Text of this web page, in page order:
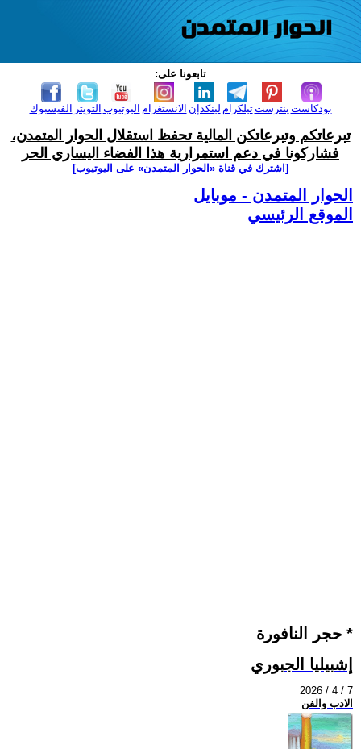
تابعونا على:
الفيسبوك التويتر اليوتيوب الانستغرام لينكدإن تيلكرامبنترست بودكاست
تبرعاتكم وتبرعاتكن المالية تحفظ استقلال الحوار المتمدن،
فشاركونا في دعم استمرارية هذا الفضاء اليساري الحر
[اشترك في قناة ‫«الحوار المتمدن» على اليوتيوب]
الحوار المتمدن - موبايل
الموقع الرئيسي
حجر النافورة *
إشبيليا الجبوري
2026 / 4 / 7
الادب والفن